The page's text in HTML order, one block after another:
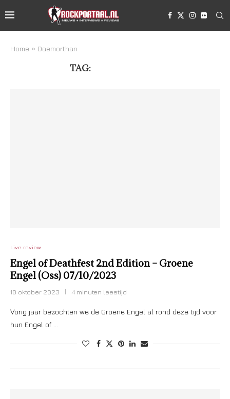
Home » Daemorthan
TAG:
Live review
Engel of Deathfest 2nd Edition – Groene
Engel (Oss) 07/10/2023
10 oktober 2023 4 minuten leestijd
Vorig jaar bezochten we de Groene Engel al rond deze tijd voor
hun Engel of …